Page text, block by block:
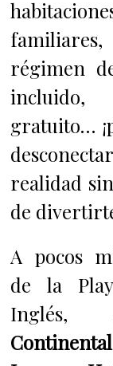
familiares,
régimen
gratuito…
realidad
de
A pocos
de la